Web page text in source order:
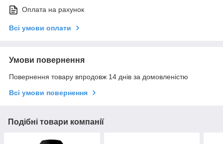
Оплата на рахунок
Всі умови оплати
Умови повернення
Повернення товару впродовж 14 днів за домовленістю
Всі умови повернення
Подібні товари компанії